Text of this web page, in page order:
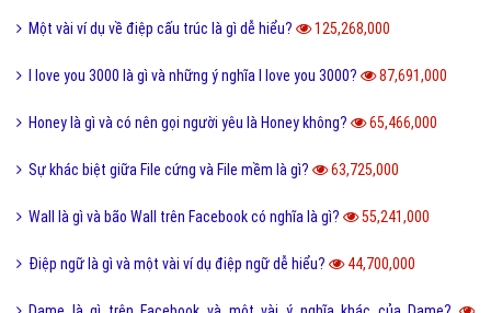
Một vài ví dụ về điệp cấu trúc là gì dễ hiểu? 125,268,000
I love you 3000 là gì và những ý nghĩa I love you 3000? 87,691,000
Honey là gì và có nên gọi người yêu là Honey không? 65,466,000
Sự khác biệt giữa File cứng và File mềm là gì? 63,725,000
Wall là gì và bão Wall trên Facebook có nghĩa là gì? 55,241,000
Điệp ngữ là gì và một vài ví dụ điệp ngữ dễ hiểu? 44,700,000